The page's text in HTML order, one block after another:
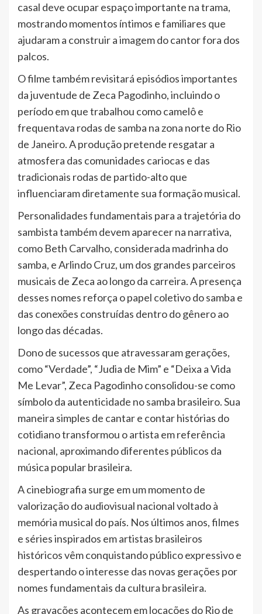
casal deve ocupar espaço importante na trama,
mostrando momentos íntimos e familiares que
ajudaram a construir a imagem do cantor fora dos
palcos.
O filme também revisitará episódios importantes
da juventude de Zeca Pagodinho, incluindo o
período em que trabalhou como camelô e
frequentava rodas de samba na zona norte do Rio
de Janeiro. A produção pretende resgatar a
atmosfera das comunidades cariocas e das
tradicionais rodas de partido-alto que
influenciaram diretamente sua formação musical.
Personalidades fundamentais para a trajetória do
sambista também devem aparecer na narrativa,
como Beth Carvalho, considerada madrinha do
samba, e Arlindo Cruz, um dos grandes parceiros
musicais de Zeca ao longo da carreira. A presença
desses nomes reforça o papel coletivo do samba e
das conexões construídas dentro do gênero ao
longo das décadas.
Dono de sucessos que atravessaram gerações,
como “Verdade”, “Judia de Mim” e “Deixa a Vida
Me Levar”, Zeca Pagodinho consolidou-se como
símbolo da autenticidade no samba brasileiro. Sua
maneira simples de cantar e contar histórias do
cotidiano transformou o artista em referência
nacional, aproximando diferentes públicos da
música popular brasileira.
A cinebiografia surge em um momento de
valorização do audiovisual nacional voltado à
memória musical do país. Nos últimos anos, filmes
e séries inspirados em artistas brasileiros
históricos vêm conquistando público expressivo e
despertando o interesse das novas gerações por
nomes fundamentais da cultura brasileira.
As gravações acontecem em locações do Rio de